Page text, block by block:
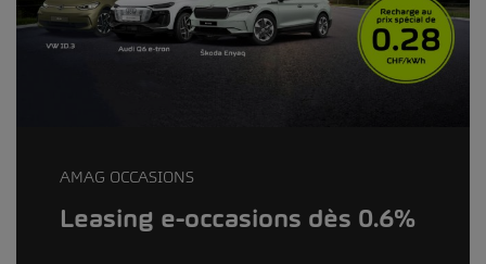
AMAG OCCASIONS
Leasing e-occasions dès 0.6%